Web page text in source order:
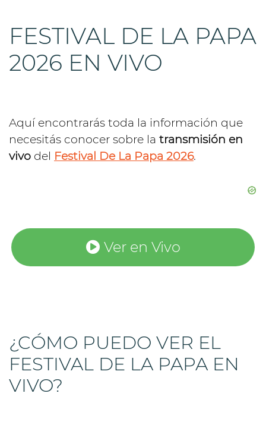
FESTIVAL DE LA PAPA
2026 EN VIVO
Aquí encontrarás toda la información que
necesitás conocer sobre la transmisión en
vivo del Festival De La Papa 2026.
Ver en Vivo
¿CÓMO PUEDO VER EL
FESTIVAL DE LA PAPA EN
VIVO?